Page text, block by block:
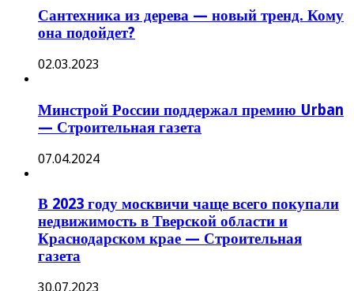
Сантехника из дерева — новый тренд. Кому
она подойдет?
02.03.2023
Минстрой России поддержал премию Urban
— Строительная газета
07.04.2024
В 2023 году москвичи чаще всего покупали
недвижимость в Тверской области и
Краснодарском крае — Строительная
газета
30.07.2023